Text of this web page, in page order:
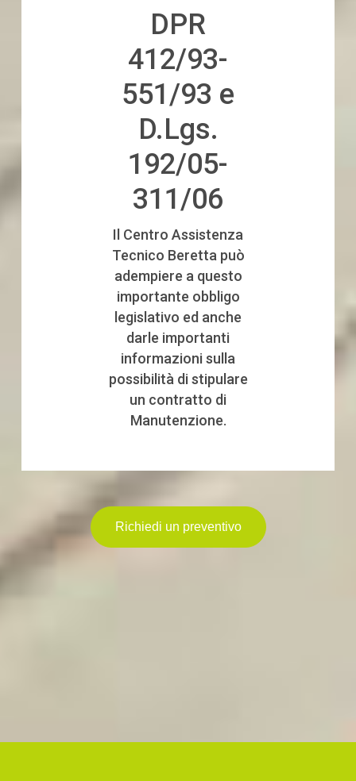
DPR
412/93-
551/93 e
D.Lgs.
192/05-
311/06
Il Centro Assistenza
Tecnico Beretta può
adempiere a questo
importante obbligo
legislativo ed anche
darle importanti
informazioni sulla
possibilità di stipulare
un contratto di
Manutenzione.
Richiedi un preventivo